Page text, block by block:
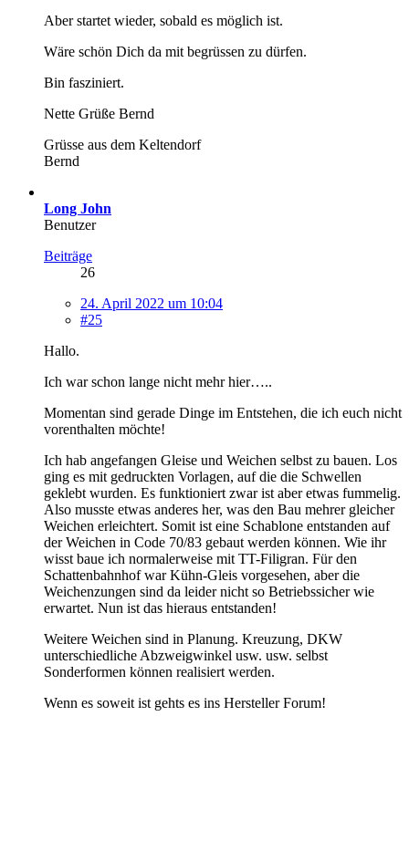
Aber startet wieder, sobald es möglich ist.
Wäre schön Dich da mit begrüssen zu dürfen.
Bin fasziniert.
Nette Grüße Bernd
Grüsse aus dem Keltendorf
Bernd
Long John
Benutzer
Beiträge
26
24. April 2022 um 10:04
#25
Hallo.
Ich war schon lange nicht mehr hier…..
Momentan sind gerade Dinge im Entstehen, die ich euch nicht
vorenthalten möchte!
Ich hab angefangen Gleise und Weichen selbst zu bauen. Los
ging es mit gedruckten Vorlagen, auf die die Schwellen
geklebt wurden. Es funktioniert zwar ist aber etwas fummelig.
Also musste etwas anderes her, was den Bau mehrer gleicher
Weichen erleichtert. Somit ist eine Schablone entstanden auf
der Weichen in Code 70/83 gebaut werden können. Wie ihr
wisst baue ich normalerweise mit TT-Filigran. Für den
Schattenbahnhof war Kühn-Gleis vorgesehen, aber die
Weichenzungen sind da leider nicht so Betriebssicher wie
erwartet. Nun ist das hieraus entstanden!
Weitere Weichen sind in Planung. Kreuzung, DKW
unterschiedliche Abzweigwinkel usw. usw. selbst
Sonderformen können realisiert werden.
Wenn es soweit ist gehts es ins Hersteller Forum!